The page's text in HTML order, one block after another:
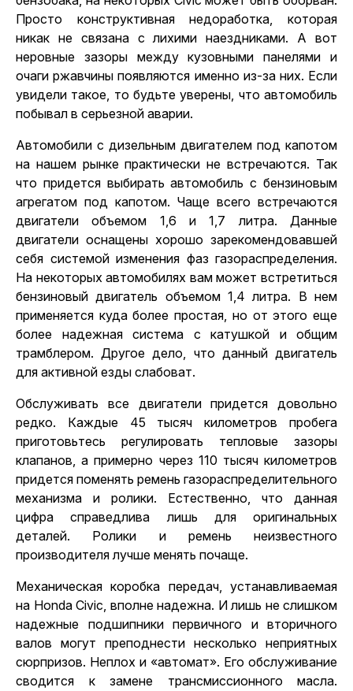
Просто конструктивная недоработка, которая
никак не связана с лихими наездниками. А вот
неровные зазоры между кузовными панелями и
очаги ржавчины появляются именно из-за них. Если
увидели такое, то будьте уверены, что автомобиль
побывал в серьезной аварии.
Автомобили с дизельным двигателем под капотом
на нашем рынке практически не встречаются. Так
что придется выбирать автомобиль с бензиновым
агрегатом под капотом. Чаще всего встречаются
двигатели объемом 1,6 и 1,7 литра. Данные
двигатели оснащены хорошо зарекомендовавшей
себя системой изменения фаз газораспределения.
На некоторых автомобилях вам может встретиться
бензиновый двигатель объемом 1,4 литра. В нем
применяется куда более простая, но от этого еще
более надежная система с катушкой и общим
трамблером. Другое дело, что данный двигатель
для активной езды слабоват.
Обслуживать все двигатели придется довольно
редко. Каждые 45 тысяч километров пробега
приготовьтесь регулировать тепловые зазоры
клапанов, а примерно через 110 тысяч километров
придется поменять ремень газораспределительного
механизма и ролики. Естественно, что данная
цифра справедлива лишь для оригинальных
деталей. Ролики и ремень неизвестного
производителя лучше менять почаще.
Механическая коробка передач, устанавливаемая
на Honda Civic, вполне надежна. И лишь не слишком
надежные подшипники первичного и вторичного
валов могут преподнести несколько неприятных
сюрпризов. Неплох и «автомат». Его обслуживание
сводится к замене трансмиссионного масла.